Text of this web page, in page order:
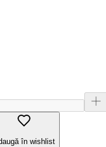
în wishlist